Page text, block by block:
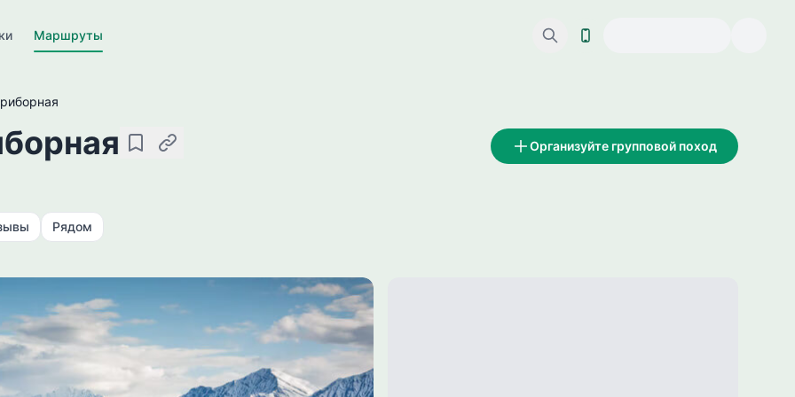
Маршруты
СохранитьСкопировать ссылку Организуйте групповой поход
Рядом